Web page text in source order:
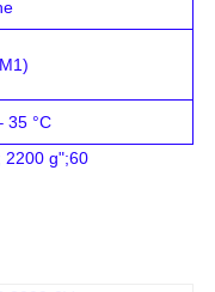
35 °C
2200 g";60